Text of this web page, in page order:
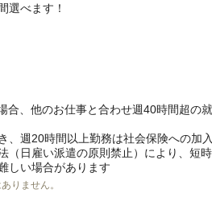
選べます！
合、他のお仕事と合わせ週40時間超の
、週20時間以上勤務は社会保険への加
（日雇い派遣の原則禁止）により、短
しい場合があります
りません。